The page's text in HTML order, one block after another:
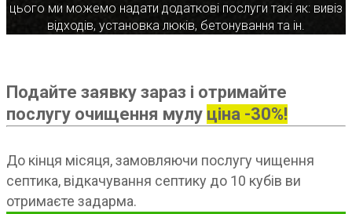
цього ми можемо надати додаткові послуги такі як: вивіз
відходів, установка люків, бетонування та ін.
Подайте заявку зараз і отримайте
послугу очищення мулу ціна -30%!
До кінця місяця, замовляючи послугу чищення
септика, відкачування септику до 10 кубів ви
отримаєте задарма.